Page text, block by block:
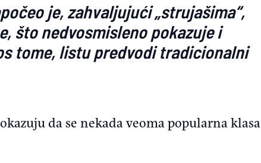
je, zahvaljujući „strujašima“,
što nedvosmisleno pokazuje i
tome, listu predvodi tradicionalni
da se nekada veoma popularna klasa